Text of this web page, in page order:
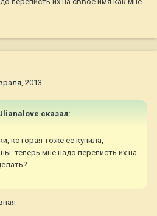
2013
сказал:
которая тоже ее купила,
теперь мне надо переписть их на